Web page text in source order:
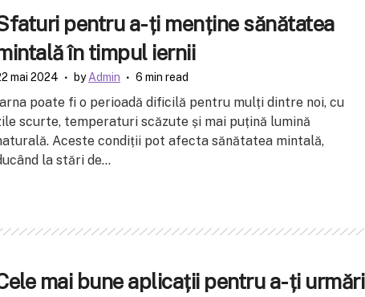
pentru a-ți menține sănătatea
în timpul iernii
mai 2024 byAdmin 6 min read
poate fi o perioadă dificilă pentru mulți dintre noi, cu
scurte, temperaturi scăzute și mai puțină lumină
Aceste condiții pot afecta sănătatea mintală,
la stări de...
mai bune aplicații pentru a-ți urmări